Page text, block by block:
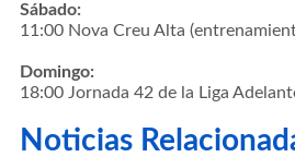
Sábado:
11:00 Nova Creu Alta
Domingo:
18:00 Jornada 42 de la Liga
Noticias